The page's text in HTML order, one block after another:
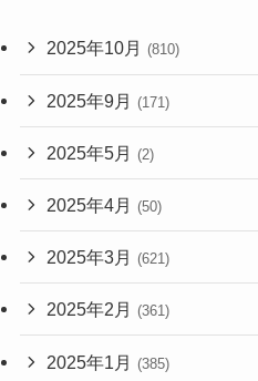
2025年10月 (810)
2025年9月 (171)
2025年5月 (2)
2025年4月 (50)
2025年3月 (621)
2025年2月 (361)
2025年1月 (385)